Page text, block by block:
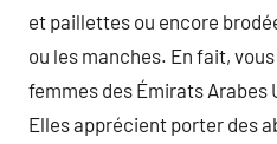
et paillettes ou encore
ou les manches. En fait,
femmes des Émirats Arabes
Elles apprécient porter des